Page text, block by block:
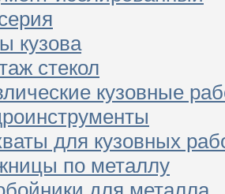
кузова
стекол
кузовные
для кузовных
по металлу